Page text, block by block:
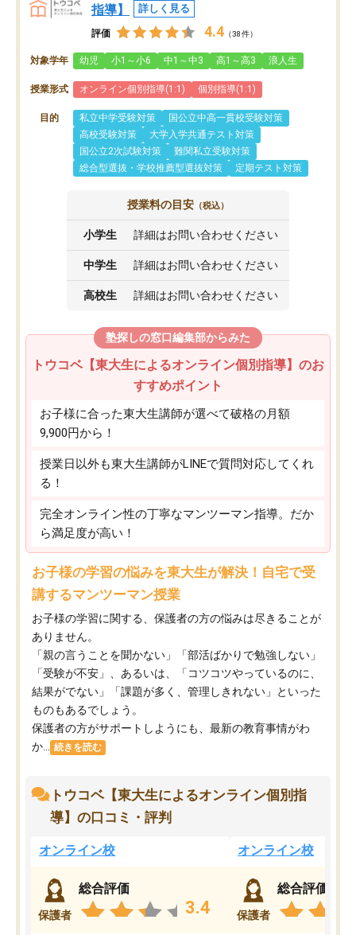
指導】
詳しく見る
評価 4.4 （38件）
対象学年 幼児 小1～小6 中1～中3 高1～高3 浪人生
授業形式 オンライン個別指導(1:1) 個別指導(1:1)
目的 私立中学受験対策
国公立中高一貫校受験対策
高校受験対策
大学入学共通テスト対策
国公立2次試験対策
難関私立受験対策
総合型選抜・学校推薦型選抜対策
定期テスト対策
授業料の目安 （税込）
小学生 詳細はお問い合わせください
中学生 詳細はお問い合わせください
高校生 詳細はお問い合わせください
塾探しの窓口編集部からみた
トウコベ【東大生によるオンライン個別指導】のお
すすめポイント
お子様に合った東大生講師が選べて破格の月額
9,900円から！
授業日以外も東大生講師がLINEで質問対応してくれ
る！
完全オンライン性の丁寧なマンツーマン指導。だか
ら満足度が高い！
お子様の学習の悩みを東大生が解決！自宅で受
講するマンツーマン授業
お子様の学習に関する、保護者の方の悩みは尽きることが
ありません。
「親の言うことを聞かない」「部活ばかりで勉強しない」
「受験が不安」、あるいは、「コツコツやっているのに、
結果がでない」「課題が多く、管理しきれない」といった
ものもあるでしょう。
保護者の方がサポートしようにも、最新の教育事情がわ
か...
続きを読む
トウコベ【東大生によるオンライン個別指
導】の口コミ・評判
オンライン校
保護者
総合評価
3.4
オンライン校
保護者
総合評価